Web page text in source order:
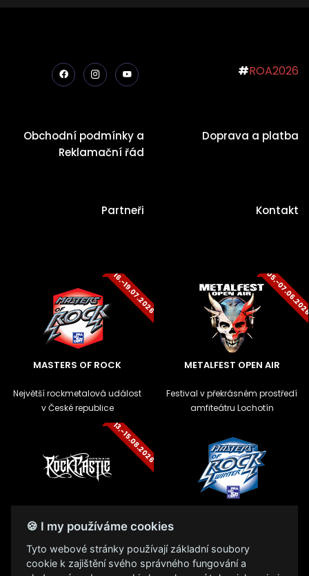
#ROA2026
Obchodní podmínky a
Reklamační řád
Doprava a platba
Partneři Kontakt
16.-19.07.2026
MASTERS OF ROCK
Největší rockmetalová událost
v České republice
05.-
METALFEST OPEN AIR
Festival v překrásném prostředí
amfiteátru Lochotín
13.-15.08.2026
Festival na zámku v
Moravském Krumlově na Jižní
Moravě
Zimní mutace největšího
metalového festivalu v České
republice
🍪 I my používáme cookies
Tyto webové stránky používají základní soubory
cookie k zajištění svého správného fungování a